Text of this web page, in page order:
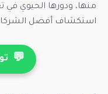
منها، ودورها الحيوي في
استكشاف أفضل الشركاء
💬